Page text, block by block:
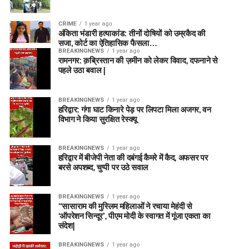
CRIME 1 year ago
अंकिता भंडारी हत्याकांड: तीनों दोषियों को उम्रकैद की
सजा, कोर्ट का ऐतिहासिक फैसला…
BREAKINGNEWS 1 year ago
रामनगर: क़ब्रिस्तान की ज़मीन को लेकर विवाद, दफनाने से
पहले उठा बवाल |
BREAKINGNEWS 1 year ago
हरिद्वार: गंगा घाट किनारे पेड़ पर लिपटा मिला अजगर, वन
विभाग ने किया सुरक्षित रेस्क्यू
BREAKINGNEWS 1 year ago
हरिद्वार में बीजेपी नेता की दबंगई कैमरे में कैद, अफसर पर
बरसे अपशब्द, चुप्पी पर उठे सवाल
BREAKINGNEWS 1 year ago
“सासाराम की मुस्लिम महिलाओं ने रचाया मेहंदी से
‘ऑपरेशन सिन्दूर’, पीएम मोदी के स्वागत में गूंजा एकता का
संदेश|
BREAKINGNEWS 1 year ago